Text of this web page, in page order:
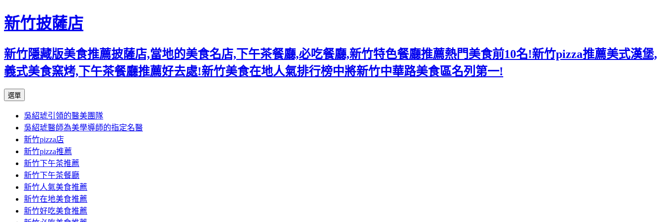
新竹披薩店
新竹隱藏版美食推薦披薩店,當地的美食名店,下午茶餐廳,必吃餐廳,新竹特色餐廳推薦熱門美食前10名!新竹pizza推薦美式漢堡,
義式美食窯烤,下午茶餐廳推薦好去處!新竹美食在地人氣排行榜中將新竹中華路美食區名列第一!
選單
主
要
內
容
吳紹琥引領的醫美團隊
吳紹琥醫師為美學導師的指定名醫
新竹pizza店
新竹pizza推薦
新竹下午茶推薦
新竹下午茶餐廳
新竹人氣美食推薦
新竹在地美食推薦
新竹好吃美食推薦